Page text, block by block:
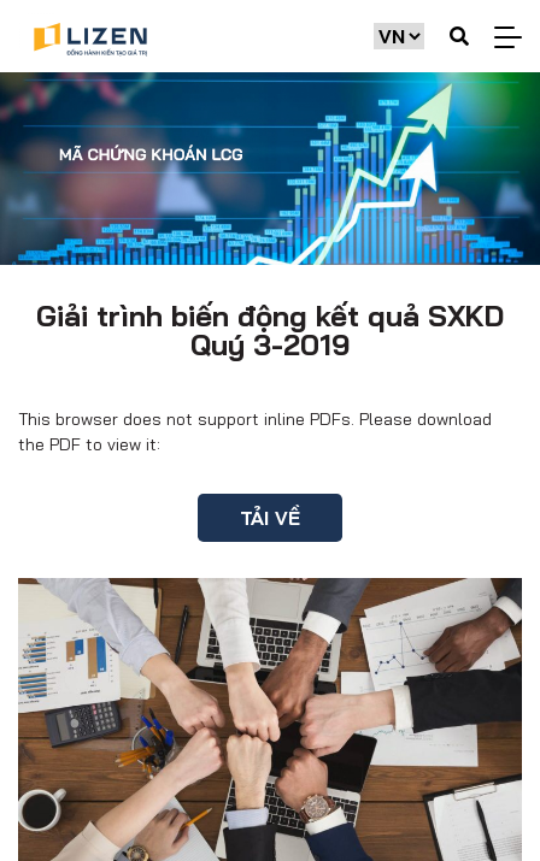
Giải trình biến động kết quả SXKD
Quý 3-2019
This browser does not support inline PDFs. Please download
the PDF to view it:
TẢI VỀ